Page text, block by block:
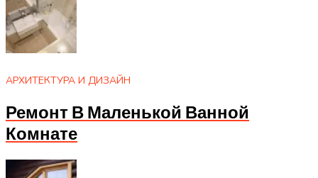
АРХИТЕКТУРА И ДИЗАЙН
Ремонт В Маленькой Ванной
Комнате